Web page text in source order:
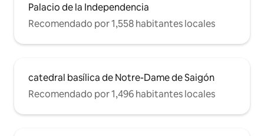
Thanh y los taxis están justo enfrente de
tu puerta. Prepárate para explorar
Saigón, ¡la perla del Lejano Oriente!
Palacio de la Independencia
Recomendado por 1,558 habitantes locales
catedral basílica de Notre-Dame de Saigón
Recomendado por 1,496 habitantes locales